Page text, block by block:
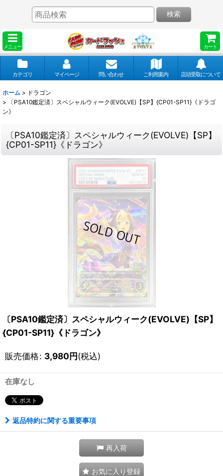
メニュー カート
検索
カテゴリ マイページ 問い合わせ ご利用案内 店頭受取について
ホーム > ドラゴン
>
〔PSA10鑑定済〕スペシャルウィーク(EVOLVE)【SP】{CP01-SP11}《ドラゴ
ン》
〔PSA10鑑定済〕スペシャルウィーク(EVOLVE)【SP】
{CP01-SP11}《ドラゴン》
〔PSA10鑑定済〕スペシャルウィーク(EVOLVE)【SP】
{CP01-SP11}《ドラゴン》
販売価格: 3,980円(税込)
在庫なし
返品特約に関する重要事項
再入荷
お気に入り登録